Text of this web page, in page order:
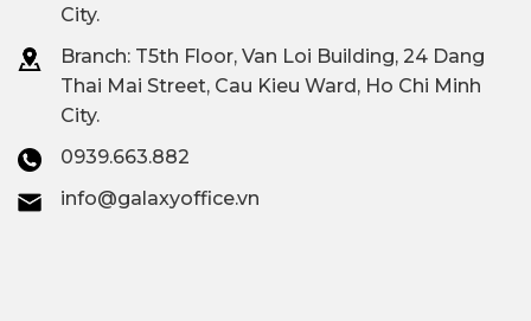
City.
Branch: T5th Floor, Van Loi Building, 24 Dang
Thai Mai Street, Cau Kieu Ward, Ho Chi Minh
City.
0939.663.882
info@galaxyoffice.vn